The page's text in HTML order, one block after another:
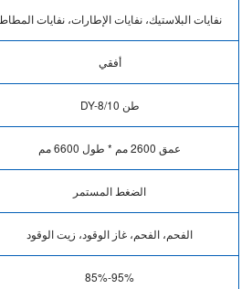
نفايات البلاستيك، نفايات الإطارات، نفايات المطاط
أفقي
DY-8/10 طن
عمق 2600 مم * طول 6600 مم
الضغط المستمر
الفحم، الفحم، غاز الوقود، زيت الوقود
85%-95%